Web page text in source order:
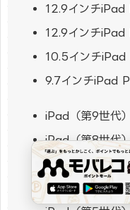
12.9インチiPad
12.9インチiPad
10.5インチiPad
9.7インチiPad
iPad（第9世代）
iPad（第8世代
iPad（第7世代
iPad（第6世代